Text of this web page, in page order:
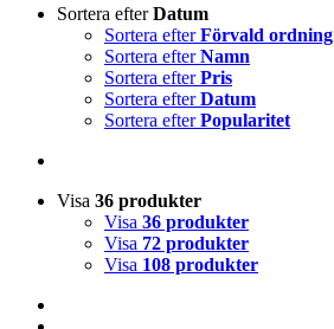
Sortera efterDatum
Sortera efterFörvald ordning
Sortera efterNamn
Sortera efterPris
Sortera efterDatum
Sortera efterPopularitet
Visa 36 produkter
Visa 36 produkter
Visa 72 produkter
Visa 108 produkter